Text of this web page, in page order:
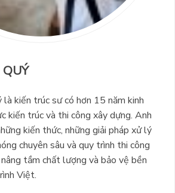
kiến trúc sư có hơn 15 năm kinh
kiến trúc và thi công xây dựng. Anh
kiến thức, những giải pháp xử lý
chuyên sâu và quy trình thi công
tầm chất lượng và bảo vệ bền
Việt.